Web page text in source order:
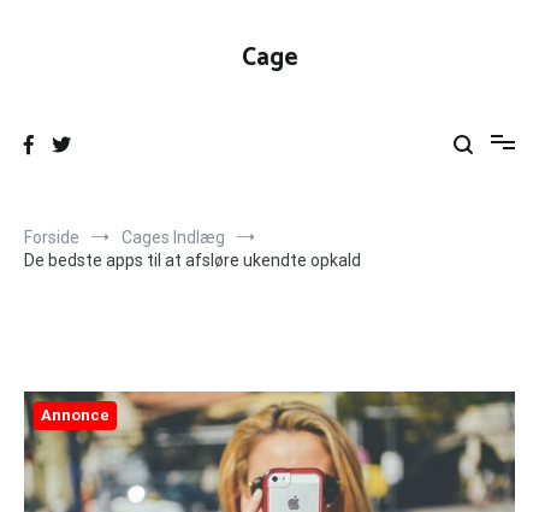
Cage
Forside
Cages Indlæg
De bedste apps til at afsløre ukendte opkald
Annonce